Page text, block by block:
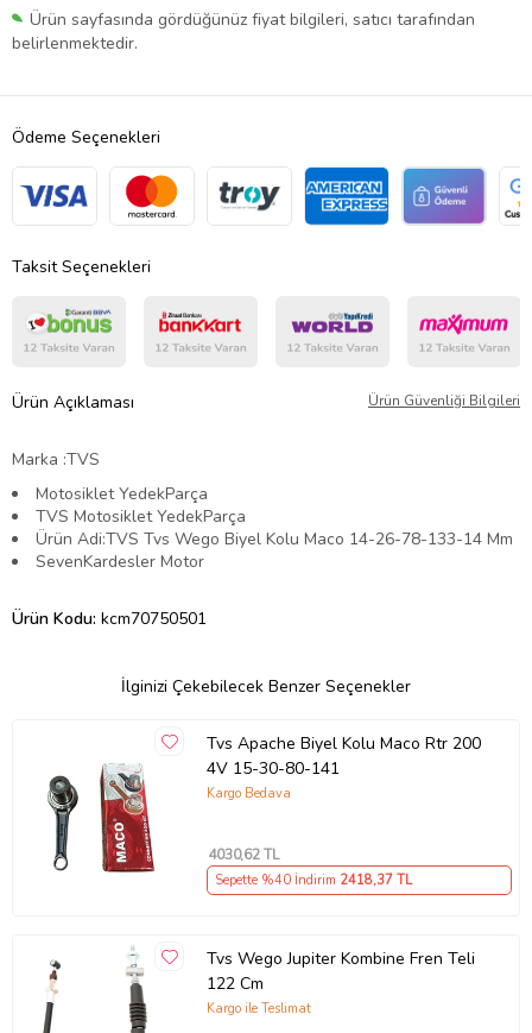
Ürün sayfasında gördüğünüz fiyat bilgileri, satıcı tarafından
belirlenmektedir.
Ödeme Seçenekleri
Taksit Seçenekleri
Ürün Açıklaması Ürün Güvenliği Bilgileri
Marka :TVS
Motosiklet YedekParça
TVS Motosiklet YedekParça
Ürün Adi:TVS Tvs Wego Biyel Kolu Maco 14-26-78-133-14 Mm
SevenKardesler Motor
Ürün Kodu: kcm70750501
İlginizi Çekebilecek Benzer Seçenekler
Tvs Apache Biyel Kolu Maco Rtr 200
4V 15-30-80-141
Kargo Bedava
4030,62 TL
Sepette %40 İndirim 2418,37 TL
Tvs Wego Jupiter Kombine Fren Teli
122 Cm
Kargo ile Teslimat